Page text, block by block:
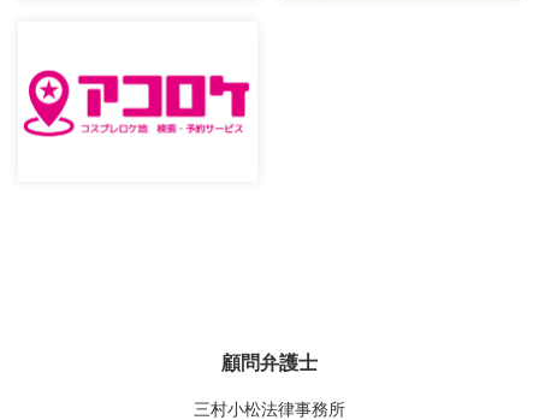
顧問弁護士
三村小松法律事務所